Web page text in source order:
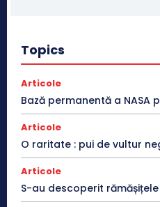
Topics
Articole
Bază permanentă a NASA
Articole
O raritate : pui de vultur
Articole
S-au descoperit